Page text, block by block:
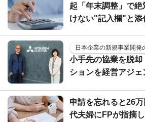
起「年末調整」で
けない"記入欄"と添
日本企業の新規事業開発
小手先の協業を脱
ションを経営アジ
申請を忘れると26
代夫婦にFPが指摘